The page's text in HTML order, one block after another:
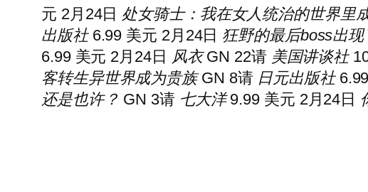
元 2月24日 处女骑士：我在女人统治的世界里
出版社6.99 美元 2月24日 狂野的最后boss出现
6.99 美元 2月24日 风衣GN 22请 美国讲谈社
客转生异世界成为贵族GN 8请 日元出版社
还是也许？ GN 3请 七大洋9.99 美元 2月24日